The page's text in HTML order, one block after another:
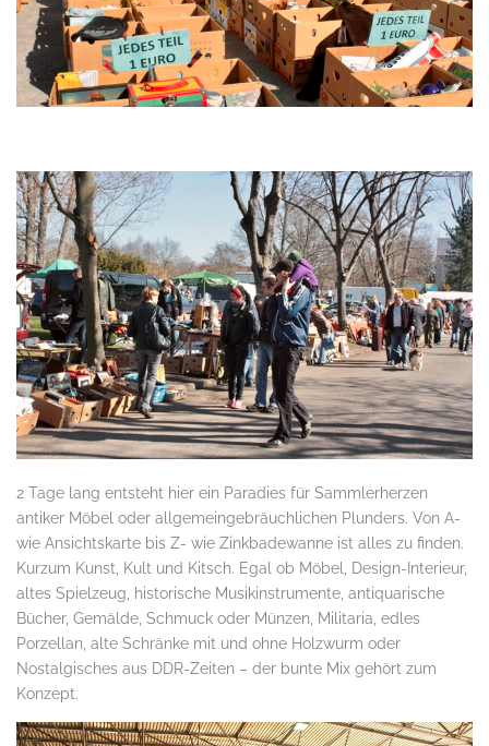
2 Tage lang entsteht hier ein Paradies für Sammlerherzen
antiker Möbel oder allgemeingebräuchlichen Plunders. Von A-
wie Ansichtskarte bis Z- wie Zinkbadewanne ist alles zu finden.
Kurzum Kunst, Kult und Kitsch. Egal ob Möbel, Design-Interieur,
altes Spielzeug, historische Musikinstrumente, antiquarische
Bücher, Gemälde, Schmuck oder Münzen, Militaria, edles
Porzellan, alte Schränke mit und ohne Holzwurm oder
Nostalgisches aus DDR-Zeiten – der bunte Mix gehört zum
Konzept.